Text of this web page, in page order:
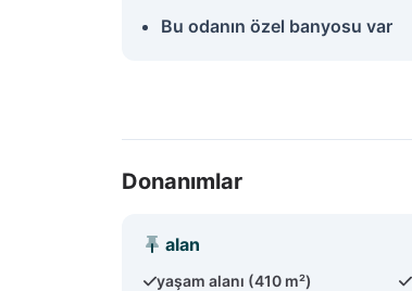
Bu odanın özel banyosu var
Donanımlar
alan
yaşam alanı (410 m²)